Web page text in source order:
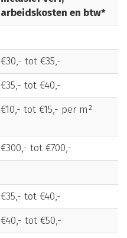
arbeidskosten en btw*
€30,- tot €35,-
€35,- tot €40,-
€10,- tot €15,- per m²
€300,- tot €700,-
€35,- tot €40,-
€40,- tot €50,-